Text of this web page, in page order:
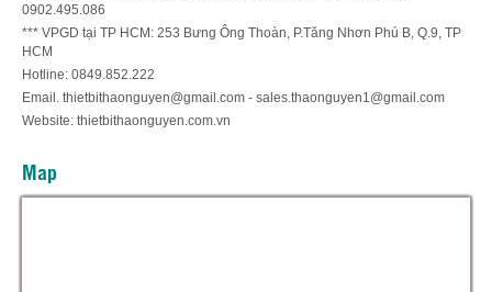
0902.495.086
*** VPGD tại TP HCM: 253 Bưng Ông Thoàn, P.Tăng Nhơn Phú B, Q.9, TP
HCM
Hotline: 0849.852.222
Email. thietbithaonguyen@gmail.com - sales.thaonguyen1@gmail.com
Website: thietbithaonguyen.com.vn
Map